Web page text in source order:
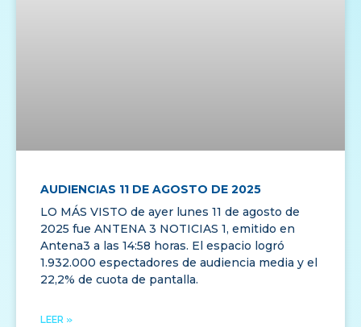
AUDIENCIAS 11 DE AGOSTO DE 2025
LO MÁS VISTO de ayer lunes 11 de agosto de
2025 fue ANTENA 3 NOTICIAS 1, emitido en
Antena3 a las 14:58 horas. El espacio logró
1.932.000 espectadores de audiencia media y el
22,2% de cuota de pantalla.
LEER »